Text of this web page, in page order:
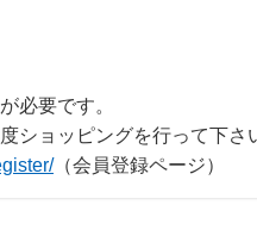
必要です。
ショッピングを行って下さ
（会員登録ページ）